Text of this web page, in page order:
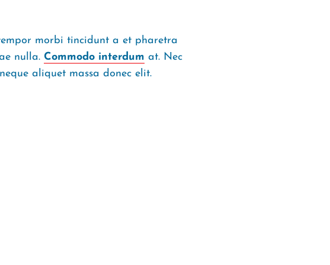
morbi tincidunt a et pharetra
nulla. Commodo interdum at. Nec
aliquet massa donec elit.